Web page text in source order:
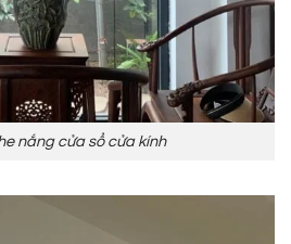
nắng cửa sổ cửa kính